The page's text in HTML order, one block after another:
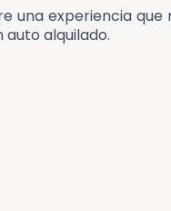
una experiencia
alquilado.